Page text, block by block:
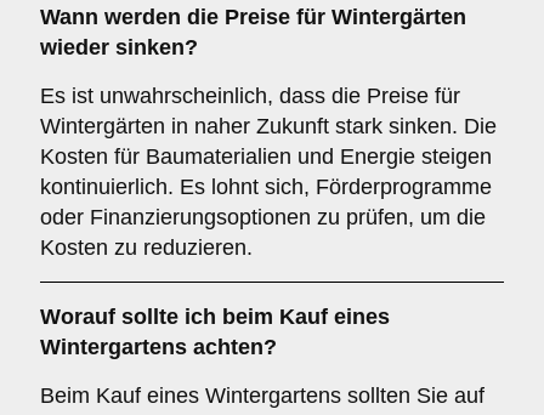
Wann werden die Preise für Wintergärten
wieder sinken?
Es ist unwahrscheinlich, dass die Preise für
Wintergärten in naher Zukunft stark sinken. Die
Kosten für Baumaterialien und Energie steigen
kontinuierlich. Es lohnt sich, Förderprogramme
oder Finanzierungsoptionen zu prüfen, um die
Kosten zu reduzieren.
Worauf sollte ich beim Kauf eines
Wintergartens achten?
Beim Kauf eines Wintergartens sollten Sie auf